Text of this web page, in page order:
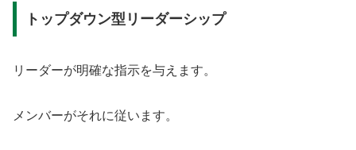
トップダウン型リーダーシップ
リーダーが明確な指示を与えます。
メンバーがそれに従います。